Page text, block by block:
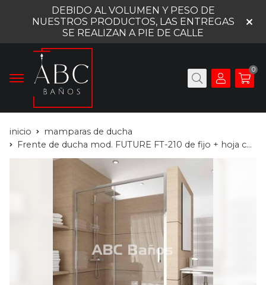
DEBIDO AL VOLUMEN Y PESO DE
NUESTROS PRODUCTOS, LAS ENTREGAS
SE REALIZAN A PIE DE CALLE
0
inicio
mamparas de ducha
Frente de ducha mod. FUTURE FT-210 de fijo + hoja corredera (sin perfil inferior)